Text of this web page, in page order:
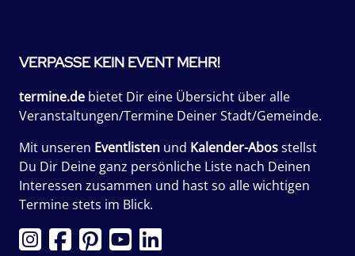
VERPASSE KEIN EVENT MEHR!
termine.de bietet Dir eine Übersicht über alle
Veranstaltungen/Termine Deiner Stadt/Gemeinde.
Mit unseren Eventlisten und Kalender-Abosstellst
Du Dir Deine ganz persönliche Liste nach Deinen
Interessen zusammen und hast so alle wichtigen
Termine stets im Blick.